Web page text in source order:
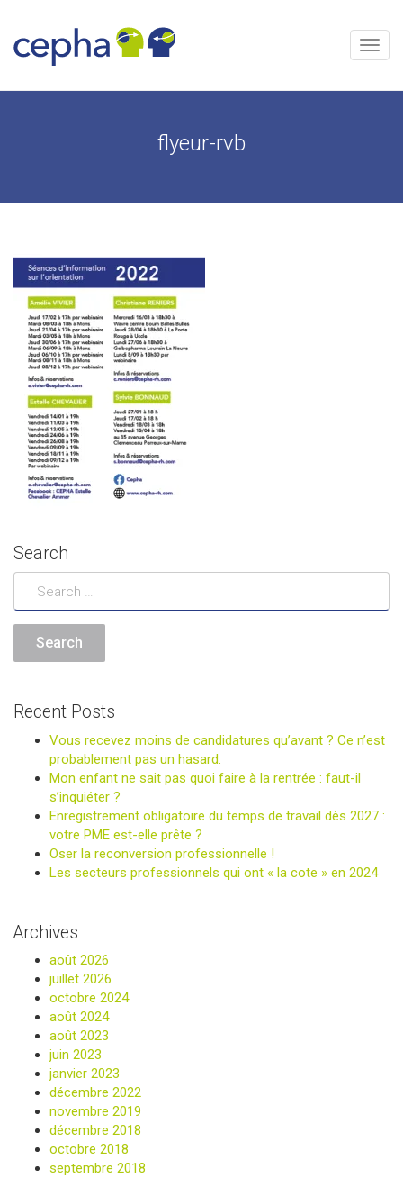
contenu
Menu
flyeur-rvb
Search
Recent Posts
Vous recevez moins de candidatures qu’avant ? Ce n’est
probablement pas un hasard.
Mon enfant ne sait pas quoi faire à la rentrée : faut-il
s’inquiéter ?
Enregistrement obligatoire du temps de travail dès 2027 :
votre PME est-elle prête ?
Oser la reconversion professionnelle !
Les secteurs professionnels qui ont « la cote » en 2024
Archives
août 2026
juillet 2026
octobre 2024
août 2024
août 2023
juin 2023
janvier 2023
décembre 2022
novembre 2019
décembre 2018
octobre 2018
septembre 2018